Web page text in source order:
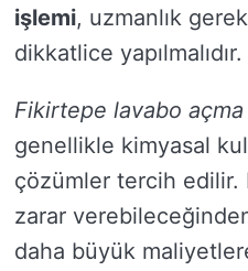
işlemi, uzmanlık
dikkatlice yapılmalıdır.
Fikirtepe lavabo
genellikle kimyasal
çözümler tercih edilir.
zarar
daha büyük